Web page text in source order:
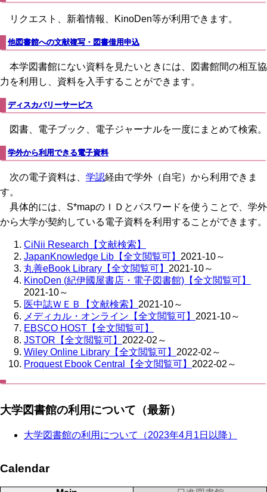
リクエスト、新着情報、KinoDen等が利用できます。
他図書館への文献複写・図書借用申込
本学図書館にない資料を見たいときには、図書館間の相互協
力を利用し、資料を入手することができます。
ディスカバリーサービス
図書、電子ブック、電子ジャーナルを一度にまとめて検索。
学外から利用できる電子資料
次の電子資料は、 学認経由で学外（自宅）から利用できま
す。
具体的には、S*mapのＩＤとパスワードを使うことで、学外
から大学が契約している電子資料を利用することができます。
CiNii Research【文献検索】
JapanKnowledge Lib【全文閲覧可】 2021-10～
丸善eBook Library【全文閲覧可】 2021-10～
KinoDen (紀伊國屋書店・電子図書館)【全文閲覧可】
2021-10～
医中誌ＷＥＢ【文献検索】 2021-10～
メディカル・オンライン【全文閲覧可】 2021-10～
EBSCO HOST【全文閲覧可】
JSTOR【全文閲覧可】 2022-02～
Wiley Online Library【全文閲覧可】 2022-02～
Proquest Ebook Central【全文閲覧可】 2022-02～
大学図書館の利用について（最新）
大学図書館の利用について（2023年4月1日以降）
Calendar